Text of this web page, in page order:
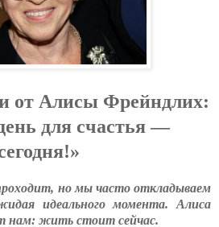
от Алисы Фрейндлих:
для счастья —
но мы часто откладываем
идеального момента. Алиса
нам: жить стоит сейчас.